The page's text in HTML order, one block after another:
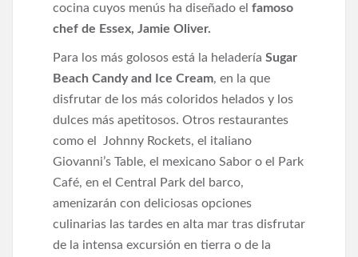
cocina cuyos menús ha diseñado el famoso
chef de Essex, Jamie Oliver.
Para los más golosos está la heladería Sugar
Beach Candy and Ice Cream, en la que
disfrutar de los más coloridos helados y los
dulces más apetitosos. Otros restaurantes
como el Johnny Rockets, el italiano
Giovanni’s Table, el mexicano Sabor o el Park
Café, en el Central Park del barco,
amenizarán con deliciosas opciones
culinarias las tardes en alta mar tras disfrutar
de la intensa excursión en tierra o de la